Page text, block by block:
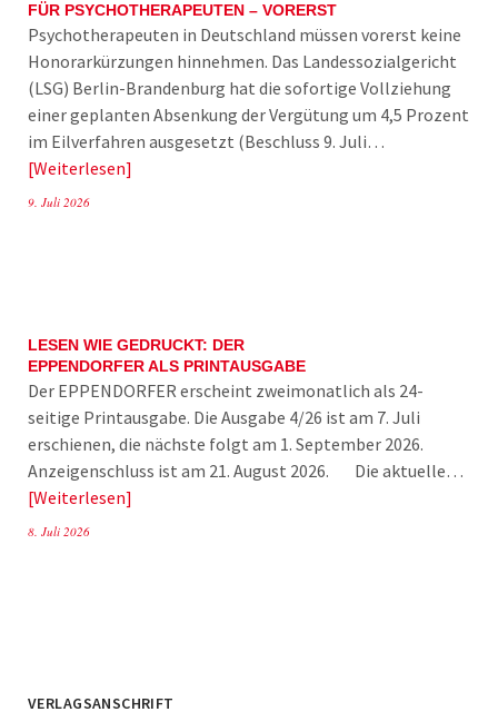
FÜR PSYCHOTHERAPEUTEN – VORERST
Psychotherapeuten in Deutschland müssen vorerst keine
Honorarkürzungen hinnehmen. Das Landessozialgericht
(LSG) Berlin-Brandenburg hat die sofortige Vollziehung
einer geplanten Absenkung der Vergütung um 4,5 Prozent
im Eilverfahren ausgesetzt (Beschluss 9. Juli…
Weiterlesen
9. Juli 2026
LESEN WIE GEDRUCKT: DER
EPPENDORFER ALS PRINTAUSGABE
Der EPPENDORFER erscheint zweimonatlich als 24-
seitige Printausgabe. Die Ausgabe 4/26 ist am 7. Juli
erschienen, die nächste folgt am 1. September 2026.
Anzeigenschluss ist am 21. August 2026. Die aktuelle…
Weiterlesen
8. Juli 2026
VERLAGSANSCHRIFT